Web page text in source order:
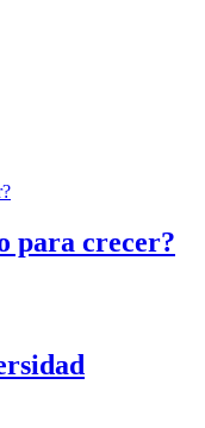
para crecer?